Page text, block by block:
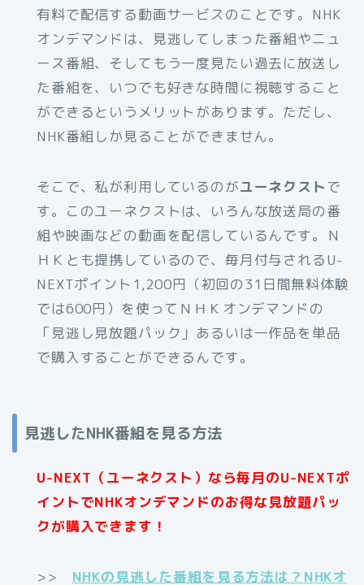
有料で配信する動画サービスのことです。NHK
オンデマンドは、見逃してしまった番組やニュ
ース番組、そしてもう一度見たい過去に放送し
た番組を、いつでも好きな時間に視聴すること
ができるというメリットがあります。ただし、
NHK番組しか見ることができません。
そこで、私が利用しているのがユーネクストで
す。このユーネクストは、いろんな放送局の番
組や映画などの動画を配信しているんです。Ｎ
ＨＫとも提携しているので、毎月付与されるU-
NEXTポイント1,200円（初回の31日間無料体験
では600円）を使ってＮＨＫオンデマンドの
「見逃し見放題パック」あるいは一作品を単品
で購入することができるんです。
見逃したNHK番組を見る方法
U-NEXT（ユーネクスト）なら毎月のU-NEXTポ
イントでNHKオンデマンドのお得な見放題パッ
クが購入できます！
>> NHKの見逃した番組を見る方法は？NHKオ